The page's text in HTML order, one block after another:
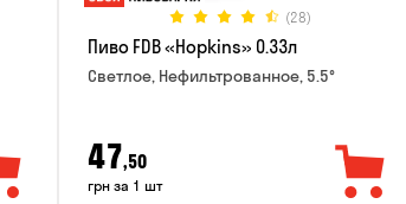
(28)
Пиво FDB «Hopkins» 0.33л
Светлое, Нефильтрованное, 5.5°
47,50
грн за 1 шт